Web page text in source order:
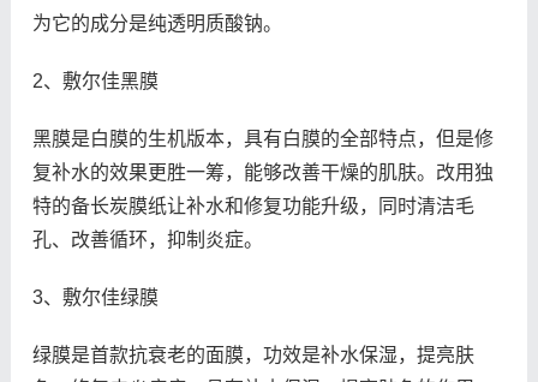
为它的成分是纯透明质酸钠。
2、敷尔佳黑膜
黑膜是白膜的生机版本，具有白膜的全部特点，但是修
复补水的效果更胜一筹，能够改善干燥的肌肤。改用独
特的备长炭膜纸让补水和修复功能升级，同时清洁毛
孔、改善循环，抑制炎症。
3、敷尔佳绿膜
绿膜是首款抗衰老的面膜，功效是补水保湿，提亮肤